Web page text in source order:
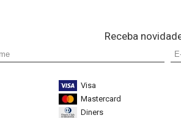
Receba
Visa
Mastercard
Diners